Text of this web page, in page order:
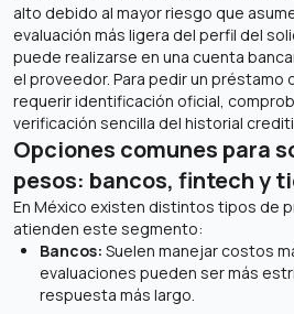
alto debido al mayor riesgo que
evaluación más ligera del perfil del
puede realizarse en una cuenta
el proveedor. Para pedir un
requerir identificación oficial,
verificación sencilla del historial
Opciones comunes para
pesos: bancos, fintech y
En México existen distintos tipos de
atienden este segmento:
Bancos: Suelen manejar costos
evaluaciones pueden ser más
respuesta más largo.